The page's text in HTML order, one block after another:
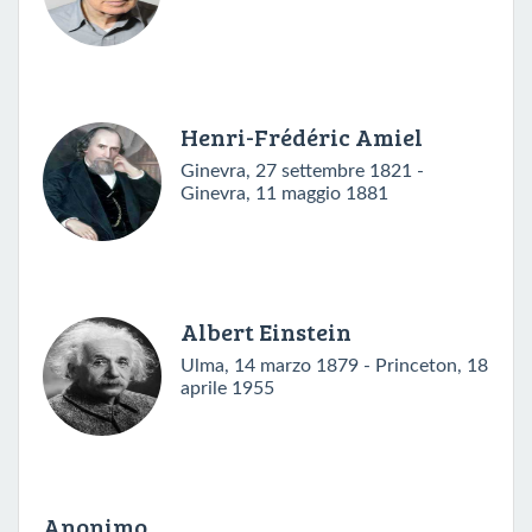
Henri-Frédéric Amiel
Ginevra, 27 settembre 1821 -
Ginevra, 11 maggio 1881
Albert Einstein
Ulma, 14 marzo 1879 - Princeton, 18
aprile 1955